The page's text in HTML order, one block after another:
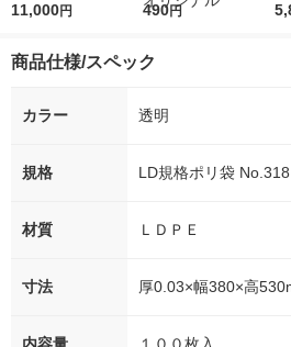
5ｇ 資生堂 おまけ
11,000円
r（ロハコウォータ
シ） オリジナル
490円
詰
商品仕様/スペック
カラー 透明
規格 LD規格ポリ袋
材質 ＬＤＰＥ
寸法 厚0.03×幅380×高